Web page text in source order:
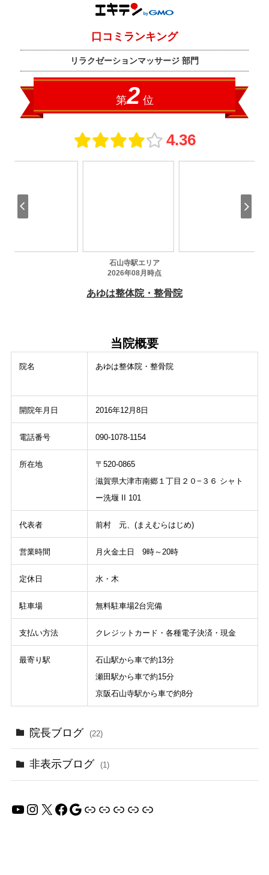
当院概要
院名 あゆは整体院・整骨院
開院年月日 2016年12月8日
電話番号 090-1078-1154
所在地
〒520-0865
滋賀県大津市南郷１丁目２０−３６ シャト
ー洗堰 II 101
代表者 前村 元、(まえむらはじめ)
営業時間 月火金土日 9時～20時
定休日 水・木
駐車場 無料駐車場2台完備
支払い方法 クレジットカード・各種電子決済・現金
最寄り駅
石山駅から車で約13分
瀬田駅から車で約15分
京阪石山寺駅から車で約8分
院長ブログ (22)
非表示ブログ (1)
YouTube
Instagram
X Facebook
Google
リンク リンク リンク リンク リンク